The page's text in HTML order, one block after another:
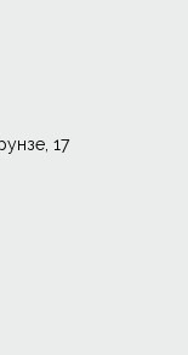
17